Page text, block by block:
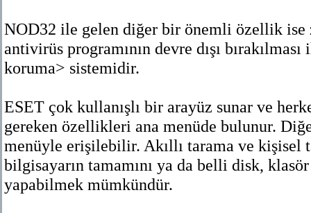
NOD32 ile gelen diğer bir önemli özellik ise
antivirüs programının devre dışı
koruma> sistemidir.
ESET çok kullanışlı bir arayüz sunar ve
gereken özellikleri ana menüde bulunur.
menüyle erişilebilir. Akıllı tarama ve
bilgisayarın tamamını ya da belli disk,
yapabilmek mümkündür.